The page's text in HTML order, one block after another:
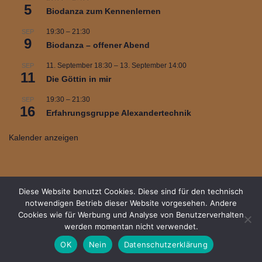
5 Biodanza zum Kennenlernen
SEP
9
19:30 – 21:30
Biodanza – offener Abend
SEP
11
11. September 18:30 – 13. September 14:00
Die Göttin in mir
SEP
16
19:30 – 21:30
Erfahrungsgruppe Alexandertechnik
Kalender anzeigen
Neve| Präsentiert vonWordPress
Diese Website benutzt Cookies. Diese sind für den technisch
notwendigen Betrieb dieser Website vorgesehen. Andere
Cookies wie für Werbung und Analyse von Benutzerverhalten
werden momentan nicht verwendet.
OK
Nein Datenschutzerklärung